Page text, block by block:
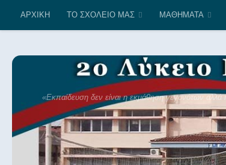
μήνες Ιούλιο και Αύγουστο το σχολείο θα είναι
Skip to content
ΑΡΧΙΚΗ ΤΟ ΣΧΟΛΕΙΟ ΜΑΣ ΜΑΘΗΜΑΤΑ
«Εκπαίδευση δεν είναι η εκμάθηση γεγονότων